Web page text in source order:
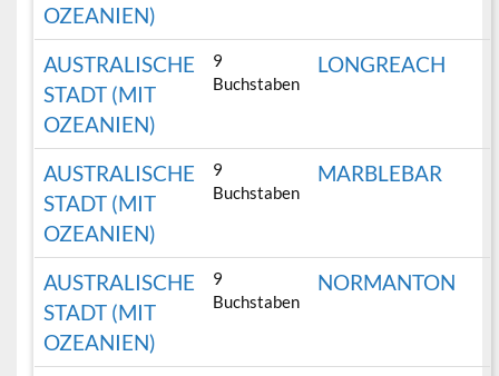
OZEANIEN)
AUSTRALISCHE
STADT (MIT
OZEANIEN)
9
Buchstaben
LONGREACH
AUSTRALISCHE
STADT (MIT
OZEANIEN)
9
Buchstaben
MARBLEBAR
AUSTRALISCHE
STADT (MIT
OZEANIEN)
9
Buchstaben
NORMANTON